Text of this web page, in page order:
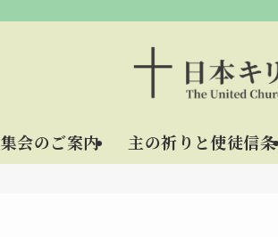
集会のご案内 主の祈りと使徒信条